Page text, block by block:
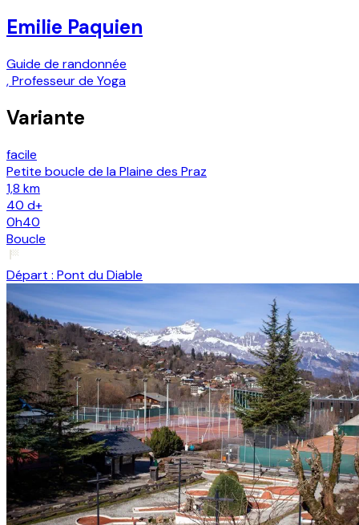
Emilie Paquien
Guide de randonnée
,Professeur de Yoga
Variante
facile
Petite boucle de la Plaine des Praz
1,8 km
40 d+
0h40
Boucle
Départ : Pont du Diable